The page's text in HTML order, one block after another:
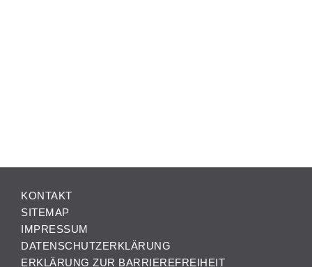
KONTAKT
SITEMAP
IMPRESSUM
DATENSCHUTZERKLÄRUNG
ERKLÄRUNG ZUR BARRIEREFREIHEIT